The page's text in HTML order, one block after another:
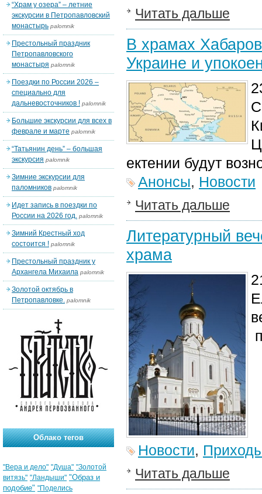
Читать дальше
В храмах
Украине и
ектении будут
Анонсы, Новости
Читать дальше
Литературный
храма
Новости,
Читать дальше
“Храм у озера” – летние
экскурсии в Петропавловский
монастырь palomnik
Престольный праздник
Петропавловского
монастыря palomnik
Поездки по России 2026 –
специально для
дальневосточников ! palomnik
Большие экскурсии для всех в
феврале и марте palomnik
“Татьянин день” – большая
экскурсия palomnik
Зимние экскурсии для
паломников palomnik
Идет запись в поездки по
России на 2026 год. palomnik
Зимний Крестный ход
состоится ! palomnik
Престольный праздник у
Архангела Михаила palomnik
Золотой октябрь в
Петропавловке. palomnik
Облако тегов
"Вера и дело" "Душа" "Золотой
витязь" "Ландыши" "Образ и
подобие" "Поделись